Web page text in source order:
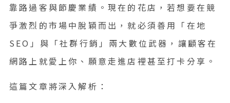
靠路過客與節慶業績。現在的花店，若想要在競
爭激烈的市場中脫穎而出，就必須善用「在地
SEO」與「社群行銷」兩大數位武器，讓顧客在
網路上就愛上你、願意走進店裡甚至打卡分享。
這篇文章將深入解析：